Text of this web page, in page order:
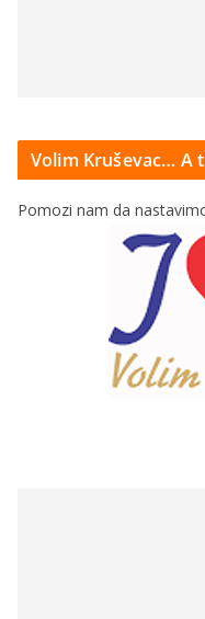
Volim Kruševac… A
Pomozi nam da